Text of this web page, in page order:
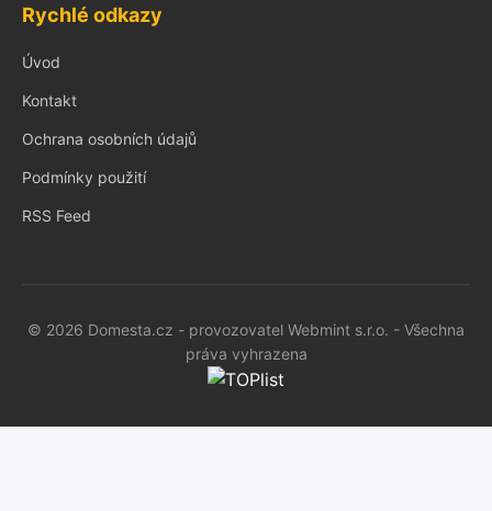
Rychlé odkazy
Úvod
Kontakt
Ochrana osobních údajů
Podmínky použití
RSS Feed
© 2026 Domesta.cz - provozovatel Webmint s.r.o. - Všechna
práva vyhrazena